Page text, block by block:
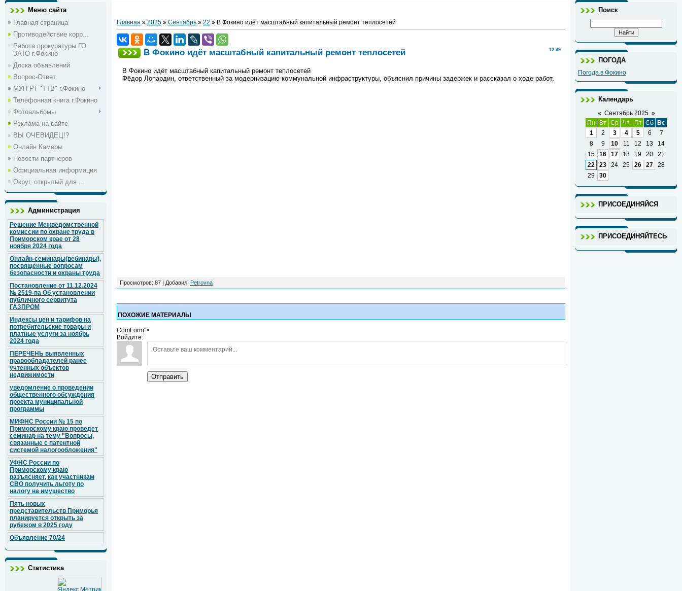
Меню сайта
Главная страница
Противодействие корр...
Работа прокуратуры ГО
ЗАТО г.Фокино
Доска объявлений
Вопрос-Ответ
МУП РТ "ТТВ" г.Фокино
Телефонная книга г.Фокино
Фотоальбомы
Реклама на сайте
ВЫ ОЧЕВИДЕЦ!?
Онлайн Камеры
Новости партнеров
Официальная информация
Округ, открытый для ...
Администрация
Решение Межведомственной
комиссии по охране труда в
Приморском крае от 28
ноября 2024 года
Онлайн-семинары(вебинары),
посвященные вопросам
безопасности и охраны труда
Постановление от 11.12.2024
№ 2519-па Об установлении
публичного сервитута
ГАЗПРОМ
Индексы цен и тарифов на
потребительские товары и
платные услуги за ноябрь
2024 года
ПЕРЕЧЕНЬ выявленных
правообладателей ранее
учтенных объектов
недвижимости
уведомление о проведении
общественного обсуждения
проекта муниципальной
программы
МИФНС России № 15 по
Приморскому краю проведет
семинар на тему "Вопросы,
связанные с патентной
системой налогообложения"
УФНС России по
Приморскому краю
разъясняет, как участникам
СВО получить льготу по
налогу на имущество
Пять новых
представительств Приморья
планируется открыть за
рубежом в 2025 году
Объявление 70/24
Статистика
Главная » 2025 » Сентябрь » 22 » В Фокино идёт масштабный капитальный ремонт теплосетей
12:49
В Фокино идёт масштабный капитальный ремонт теплосетей
В Фокино идёт масштабный капитальный ремонт теплосетей
Фёдор Лопардин, ответственный за модернизацию коммунальной инфраструктуры, объяснил причины задержек и рассказал о ходе работ.
Просмотров: 87 | Добавил: Petrovna
ПОХОЖИЕ МАТЕРИАЛЫ
ComForm">
Войдите:
Отправить
Поиск
ПОГОДА
Погода в Фокино
Календарь
« Сентябрь 2025 »
Пн
Вт Ср Чт Пт Сб
Вс
1
2 3 4 5 6
7
8
9 10 11 12 13
14
15
16 17 18 19 20
21
22
23 24 25 26 27
28
29
30
ПРИСОЕДИНЯЙСЯ
ПРИСОЕДИНЯЙТЕСЬ